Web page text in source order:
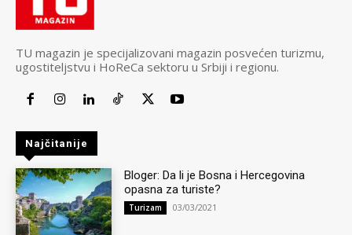
TU magazin je specijalizovani magazin posvećen turizmu,
ugostiteljstvu i HoReCa sektoru u Srbiji i regionu.
Najčitanije
Bloger: Da li je Bosna i Hercegovina
opasna za turiste?
Turizam 03/03/2021